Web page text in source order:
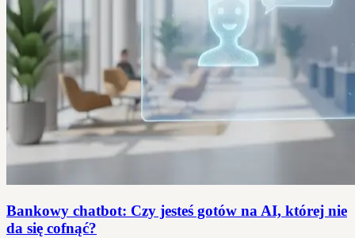
Bankowy chatbot: Czy jesteś gotów na AI, której nie
da się cofnąć?